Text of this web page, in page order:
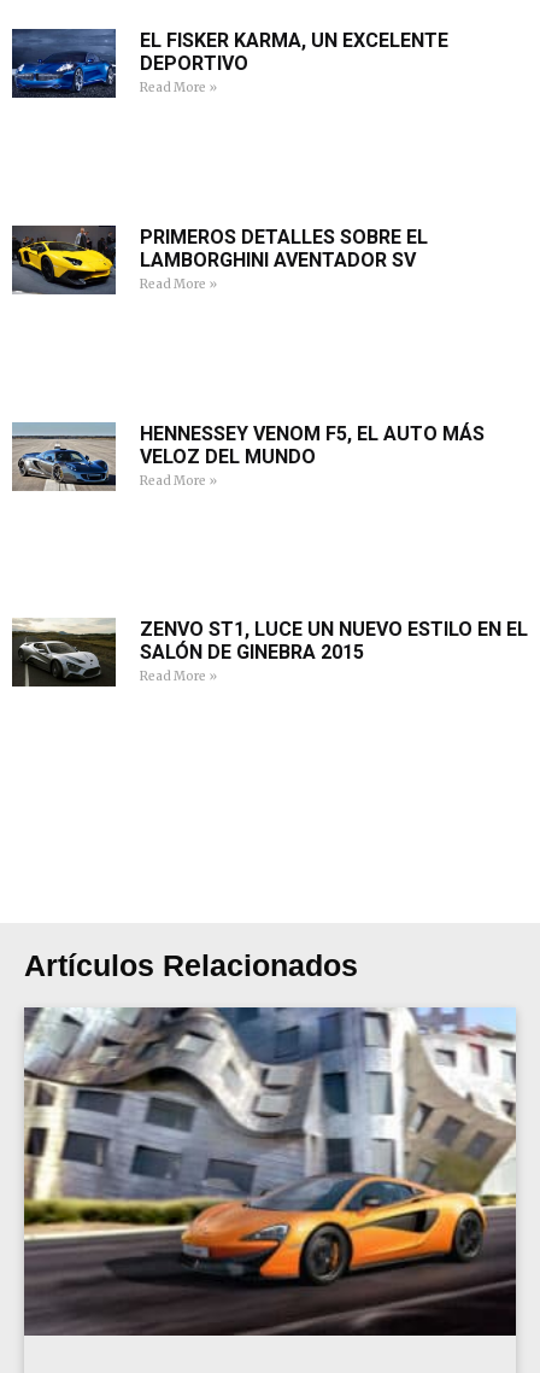
EL FISKER KARMA, UN EXCELENTE
DEPORTIVO
Read More »
PRIMEROS DETALLES SOBRE EL
LAMBORGHINI AVENTADOR SV
Read More »
HENNESSEY VENOM F5, EL AUTO MÁS
VELOZ DEL MUNDO
Read More »
ZENVO ST1, LUCE UN NUEVO ESTILO EN EL
SALÓN DE GINEBRA 2015
Read More »
Artículos Relacionados